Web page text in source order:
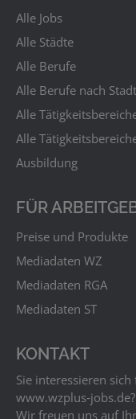
Alle Jobs
Alle Städte
Alle Berufe
Alle Berufe nach Stadt
Alle
Alle
Ausbildung
FÜR
Preise und Produkte
Mediadaten WZ
Mediadaten RGA
Mediadaten ST
KONTAKT
Sie interessieren
www.wzplus‑jobs.de?
Wir freuen uns auf